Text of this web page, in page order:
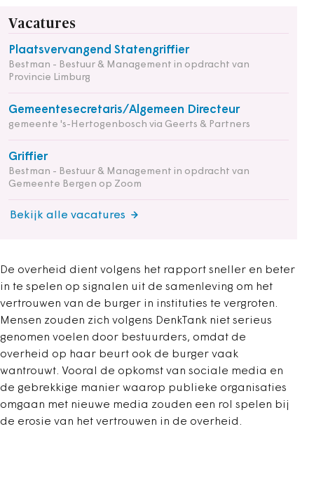
Vacatures
Plaatsvervangend Statengriffier
Bestman - Bestuur & Management in opdracht van
Provincie Limburg
Gemeentesecretaris/Algemeen Directeur
gemeente 's-Hertogenbosch via Geerts & Partners
Griffier
Bestman - Bestuur & Management in opdracht van
Gemeente Bergen op Zoom
Bekijk alle vacatures
De overheid dient volgens het rapport sneller en beter
in te spelen op signalen uit de samenleving om het
vertrouwen van de burger in instituties te vergroten.
Mensen zouden zich volgens DenkTank niet serieus
genomen voelen door bestuurders, omdat de
overheid op haar beurt ook de burger vaak
wantrouwt. Vooral de opkomst van sociale media en
de gebrekkige manier waarop publieke organisaties
omgaan met nieuwe media zouden een rol spelen bij
de erosie van het vertrouwen in de overheid.